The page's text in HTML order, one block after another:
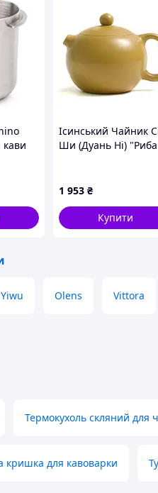
кави
Ісинський Чайник
Ши (Дуань Ні) "Риба
1 953 ₴
Купити
Yiwu Olens Vittora
Термокухоль скляний для
кришка для кавоварки